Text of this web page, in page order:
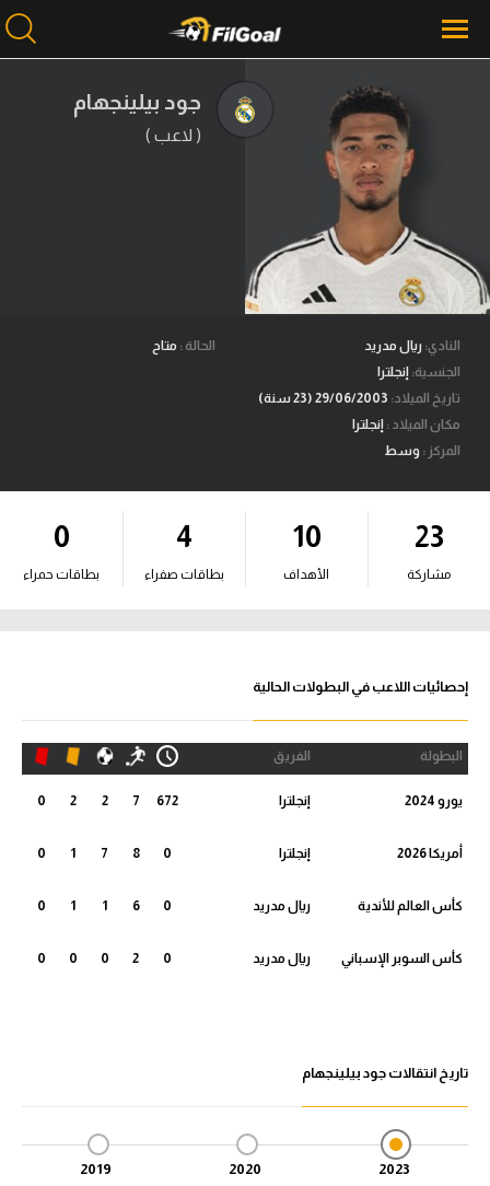
محتوى إخباري
الرئيسية
مباريات
ميركاتو
فانتازي في الجول
مسابقة التوقعات
فيديوهات
آراء حرة
ركن الألعاب
الدوري المصري
الدوري الإنجليزي الممتاز
الدوري الفرنسي
دوري أبطال أوروبا
كل البطولات
جود بيلينجهام
( لاعب )
النادي: ريال مدريد
الجنسية: إنجلترا
تاريخ الميلاد:
مكان الميلاد : إنجلترا
المركز : وسط
الحالة : متاح
23
مشاركة
10
الأهداف
4
بطاقات صفراء
0
بطاقات حمراء
إحصائيات اللاعب في البطولات الحالية
البطولة الفريق
يورو 2024 إنجلترا 672
7
2
2
0
أمريكا 2026 إنجلترا 0
8
7
1
0
كأس العالم للأندية ريال مدريد 0
6
1
1
0
كأس السوبر الإسباني ريال مدريد 0
2
0
0
0
تاريخ انتقالات جود بيلينجهام
2023
2020
2019